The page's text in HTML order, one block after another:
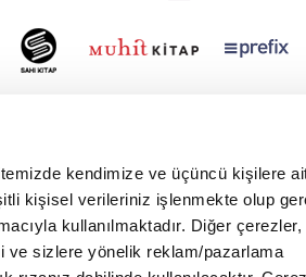
kendimize ve üçüncü kişilere
kişisel verileriniz işlenmekte olup
kullanılmaktadır. Diğer çerezler,
ve sizlere yönelik reklam/pazarlama